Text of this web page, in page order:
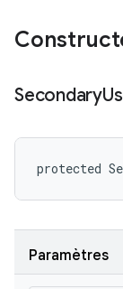
Secondary
protected
Paramètres